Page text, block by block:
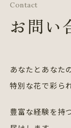
Contact
お問い
あなたとあなた
特別な花で彩ら
豊富な経験を持